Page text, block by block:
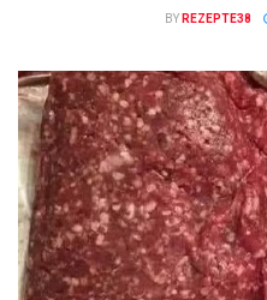
BY REZEPTE38